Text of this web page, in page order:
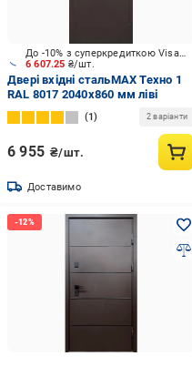
6 607.25 ₴/шт.
До -10% з суперкредиткою Visa Вигода
Двері вхідні стальMAX Техно 1
RAL 8017 2040х860 мм ліві
1 2 варіанти
6 955 ₴/шт.
Доставимо